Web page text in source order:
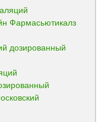
Фармасьютикалз
дозированный